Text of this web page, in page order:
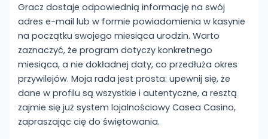
Gracz dostaje odpowiednią informację na swój
adres e-mail lub w formie powiadomienia w kasynie
na początku swojego miesiąca urodzin. Warto
zaznaczyć, że program dotyczy konkretnego
miesiąca, a nie dokładnej daty, co przedłuża okres
przywilejów. Moja rada jest prosta: upewnij się, że
dane w profilu są wszystkie i autentyczne, a resztą
zajmie się już system lojalnościowy Casea Casino,
zapraszając cię do świętowania.